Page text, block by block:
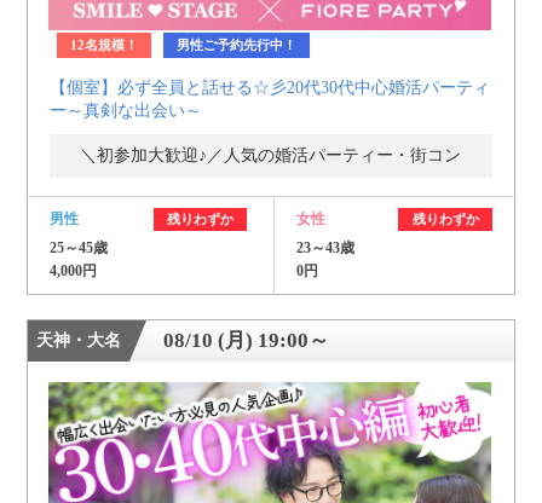
12名規模！ 男性ご予約先行中！
【個室】必ず全員と話せる☆彡20代30代中心婚活パーティ
ー～真剣な出会い～
＼初参加大歓迎♪／人気の婚活パーティー・街コン
男性 残りわずか
25～45歳
4,000円
女性 残りわずか
23～43歳
0円
天神・大名 08/10 (月) 19:00～